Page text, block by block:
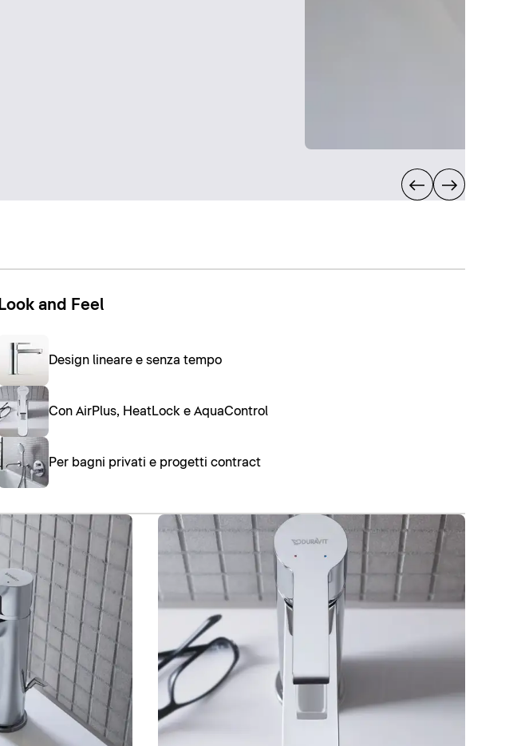
Look and Feel
Design lineare e senza tempo
Con AirPlus, HeatLock e AquaControl
Per bagni privati e progetti contract